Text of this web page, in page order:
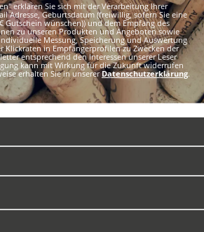
erklären Sie sich mit der Verarbeitung Ihrer
Adresse, Geburtsdatum (freiwillig, sofern Sie eine
Gutschein wünschen)) und dem Empfang des
zu unseren Produkten und Angeboten sowie
Messung, Speicherung und Auswertung
Klickraten in Empfängerprofilen zu Zwecken der
entsprechend den Interessen unserer Leser
kann mit Wirkung für die Zukunft widerrufen
erhalten Sie in unsererDatenschutzerklärung.